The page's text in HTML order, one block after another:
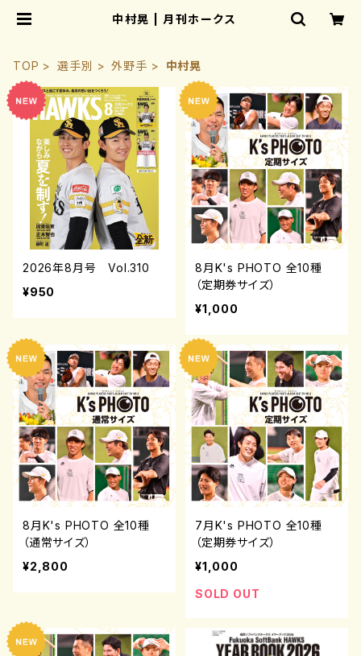
中村晃 | 月刊ホークス
TOP 選手別 外野手 中村晃
2026年8月号 Vol.310
¥950
8月K's PHOTO 全10種
（定期券サイズ）
¥1,000
8月K's PHOTO 全10種
（通常サイズ）
¥2,800
7月K's PHOTO 全10種
（定期券サイズ）
¥1,000
SOLD OUT